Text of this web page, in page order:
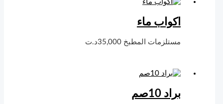
اكواب ماء
مستلزمات المطبخ35,000د.ت
براد 10صم